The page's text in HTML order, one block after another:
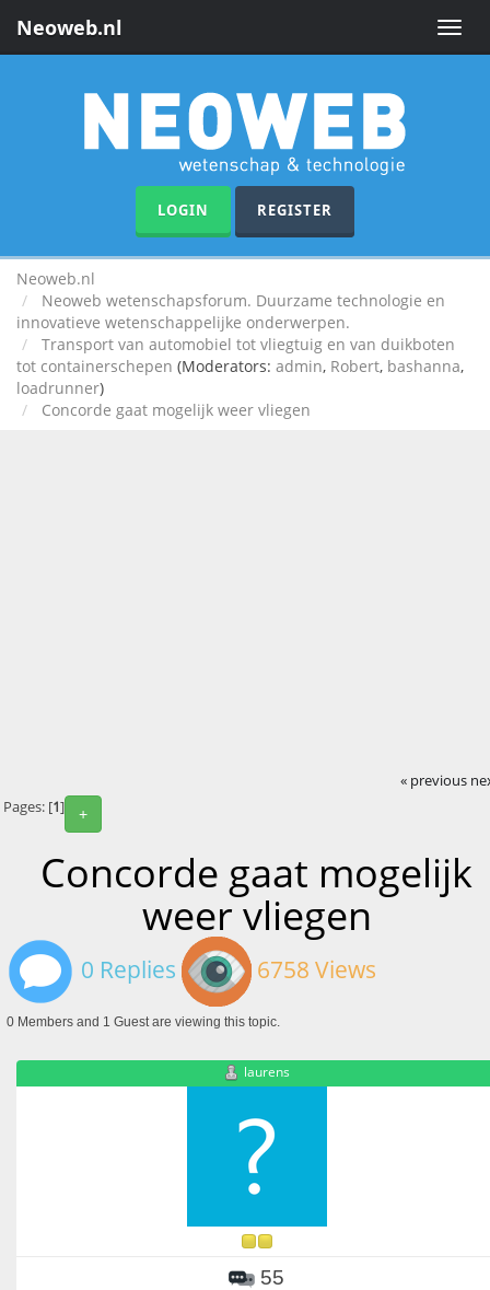
Toggle
Neoweb.nl
LOGIN REGISTER
Neoweb.nl
Neoweb wetenschapsforum. Duurzame technologie en
innovatieve wetenschappelijke onderwerpen.
Transport van automobiel tot vliegtuig en van duikboten
tot containerschepen (Moderators: admin, Robert, bashanna,
loadrunner)
Concorde gaat mogelijk weer vliegen
« previous
+
Pages: [1]
Concorde gaat mogelijk
weer vliegen
0 Replies 6758 Views
0 Members and 1 Guest are viewing this topic.
laurens
55